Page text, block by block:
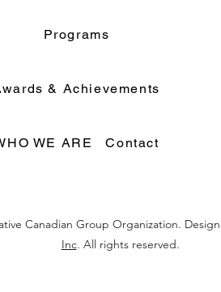
Programs
& Achievements
WE ARE Contact
Canadian Group Organization.
Inc. All rights reserved.